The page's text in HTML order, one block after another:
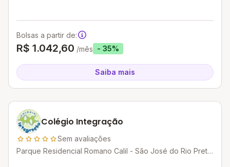
Bolsas a partir de:
R$ 1.042,60 /mês - 35%
Saiba mais
Colégio Integração
Sem avaliações
Parque Residencial Romano Calil - São José do Rio Preto